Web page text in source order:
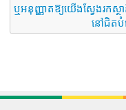
ឬអនុញ្ញាតឱ្យយើងស្វែងរក
នៅជិតបំ